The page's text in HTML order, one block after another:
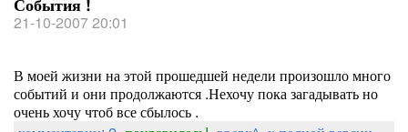
21-10-2007 20:01
В моей жизни на этой прошедшей недели произошло много
событий и они продолжаются .Нехочу пока загадывать но
очень хочу чтоб все сбылось .